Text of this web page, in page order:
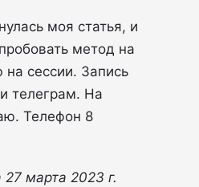
моя статья, и
метод на
сессии. Запись
телеграм. На
Телефон 8
27 марта 2023 г.